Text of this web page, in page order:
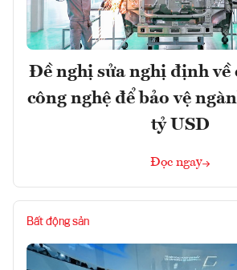
Đề nghị sửa nghị định về
công nghệ để bảo vệ
tỷ USD
Đọc ngay
Bất động sản